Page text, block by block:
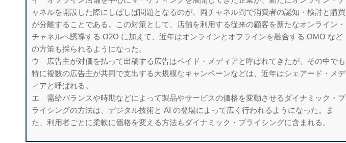
ャネルを開設した際にしばしば問題となるのが、両チャネル間で消費者の認知・検討と購買
が分離することである。この対策として、店舗を利用する従来の顧客を新たなオンライン・
チャネルへ誘導する O2O に加えて、近年はオンラインとオフラインを融合する OMO など
の方策も採られるようになった。
ウ 広告主が対価を払って出稿する広告はペイド・メディアと呼ばれてきたが、 その中でも
特に複数の広告主が共同で支出する大規模なキャンペーンなどは、 近年はシェアード・メデ
ィアと呼ばれる。
エ 需給バランスや時期などによって製品やサービスの価格を変動させるダイナ ミック・プ
ライシングの方法は、デジタル技術と AI の登場によって広く行われるようになった。ま
た、利用者ごとに柔軟に価格を変える方法もダイナミッ ク・プライシングに含まれる。